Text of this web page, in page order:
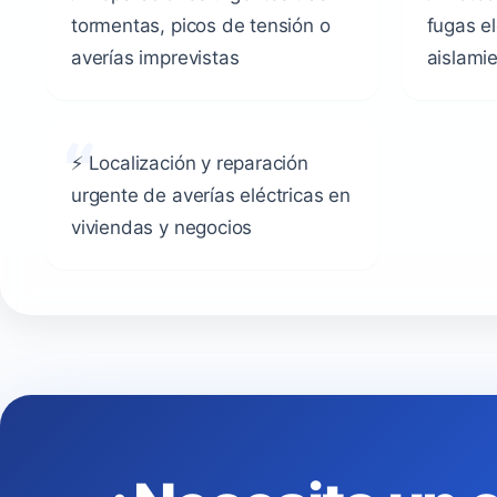
tormentas, picos de tensión o
averías imprevistas
fugas
⚡ Localización y reparación
urgente de averías eléctricas en
viviendas y negocios